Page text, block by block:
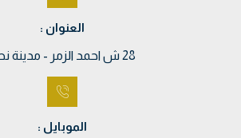
العنوان :
28 ش احمد الزمر - مدينة نصر
الموبايل :